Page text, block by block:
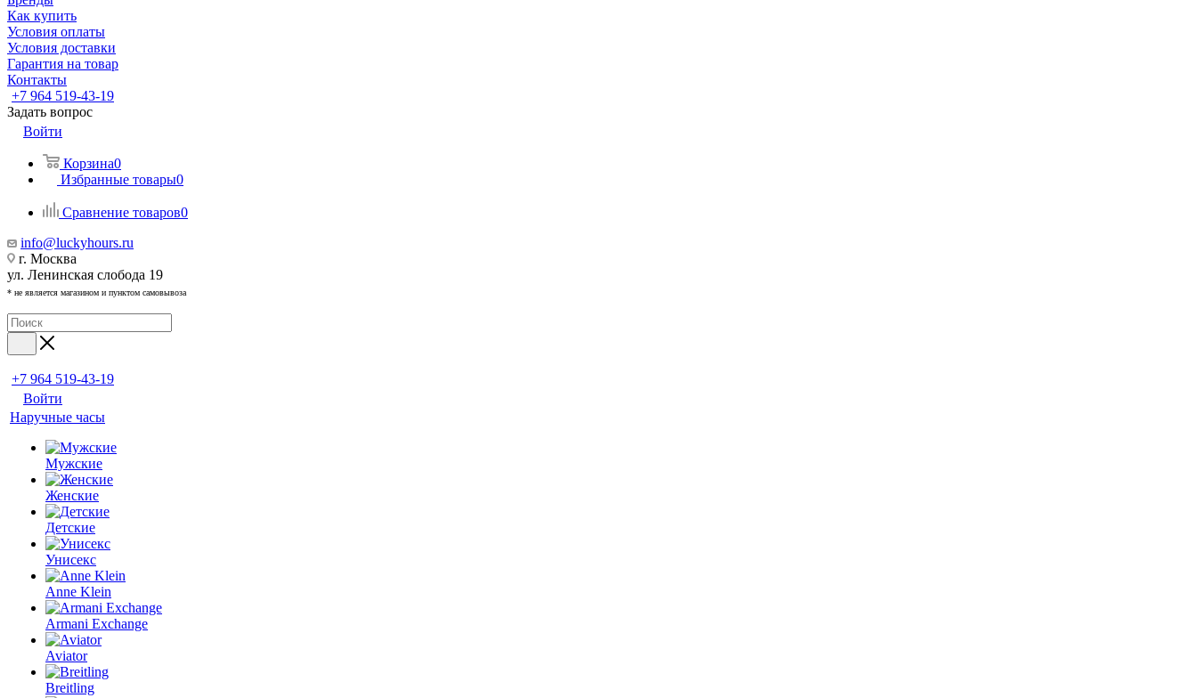
Как купить
Условия оплаты
Условия доставки
Гарантия на товар
Контакты
+7 964 519-43-19
Задать вопрос
Войти
Корзина0
Избранные товары0
Сравнение товаров0
info@luckyhours.ru
г. Москва
ул. Ленинская слобода 19
* не является магазином и пунктом самовывоза
+7 964 519-43-19
Войти
Наручные часы
Мужские
Женские
Детские
Унисекс
Anne Klein
Armani Exchange
Aviator
Breitling